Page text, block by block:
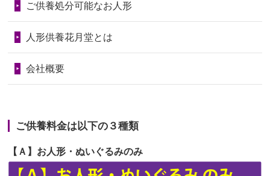
句に贈って...
2026/06/23ありがとうね
の祖父母か...
2026/06/20
雛人形をお道具も含め一式で引き取っ
てくださる...
第70回人形供養祭令和6年6月21日(金)
第68回人形供養祭令和6年3月22日(金)
第65回人形供養祭令和5年11月09日(木)
第64回人形供養祭令和5年9月21日(木)
ご供養処分可能なお人形
人形供養花月堂とは
会社概要
ご供養料金は以下の３種類
【Ａ】お人形・ぬいぐるみのみ